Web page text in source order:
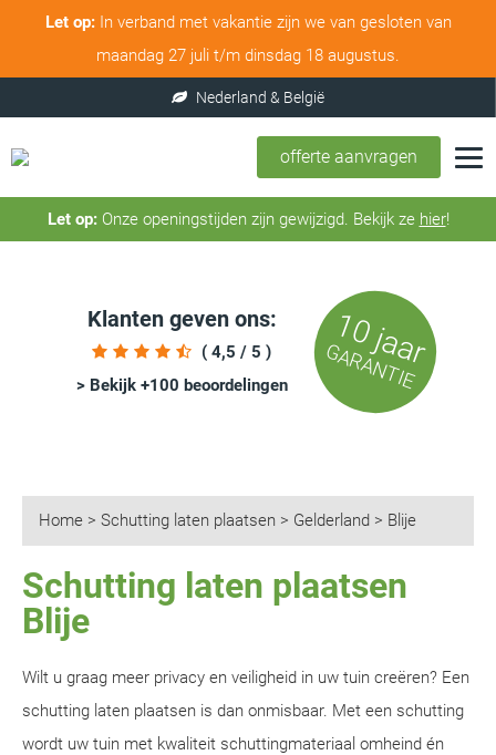
Let op:In verband met vakantie zijn we van gesloten van
maandag 27 juli t/m dinsdag 18 augustus.
offerte aanvragen
Let op:Onze openingstijden zijn gewijzigd. Bekijk ze hier!
Klanten geven ons:
( 4,5 / 5 )
> Bekijk +100 beoordelingen
10 jaar
GARANTIE
Home > Schutting laten plaatsen > Gelderland > Blije
Schutting laten plaatsen
Blije
Wilt u graag meer privacy en veiligheid in uw tuin creëren? Een
schutting laten plaatsen is dan onmisbaar. Met een schutting
wordt uw tuin met kwaliteit schuttingmateriaal omheind én